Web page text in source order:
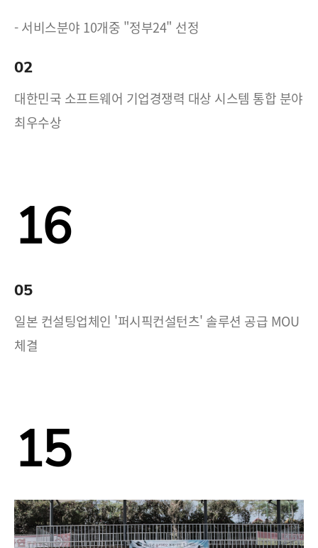
- 서비스분야 10개중 "정부24" 선정
02
대한민국 소프트웨어 기업경쟁력 대상 시스템 통합 분야
최우수상
16
05
일본 컨설팅업체인 '퍼시픽컨설턴츠' 솔루션 공급 MOU
체결
15